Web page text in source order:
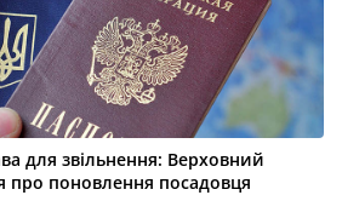
для звільнення: Верховний
про поновлення посадовця